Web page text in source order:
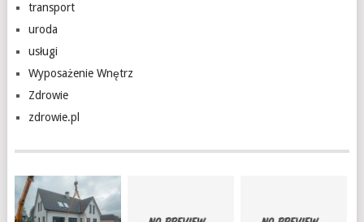
transport
uroda
usługi
Wyposażenie Wnętrz
Zdrowie
zdrowie.pl